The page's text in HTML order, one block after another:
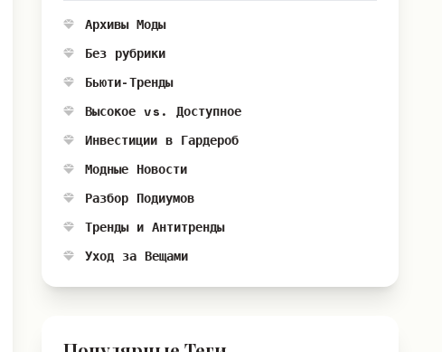
Архивы Моды
Без рубрики
Бьюти-Тренды
Высокое vs. Доступное
Инвестиции в Гардероб
Модные Новости
Разбор Подиумов
Тренды и Антитренды
Уход за Вещами